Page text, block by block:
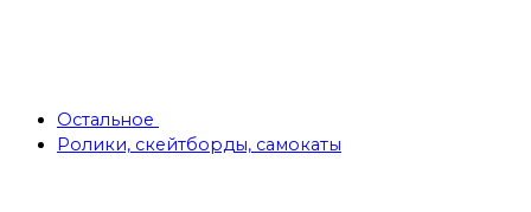
Остальное
Ролики, скейтборды, самокаты